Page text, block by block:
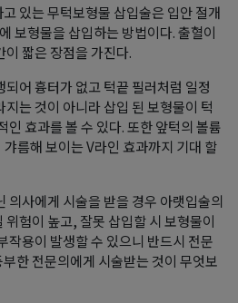
있는 무턱보형물 삽입술은 입안 절개
보형물을 삽입하는 방법이다. 출혈이
짧은 장점을 가진다.
어 흉터가 없고 턱끝 필러처럼 일정
는 것이 아니라 삽입 된 보형물이 턱
인 효과를 볼 수 있다. 또한 앞턱의 볼륨
름해 보이는 V라인 효과까지 기대 할
의사에게 시술을 받을 경우 아랫입술의
험이 높고, 잘못 삽입할 시 보형물이
작용이 발생할 수 있으니 반드시 전문
한 전문의에게 시술받는 것이 무엇보